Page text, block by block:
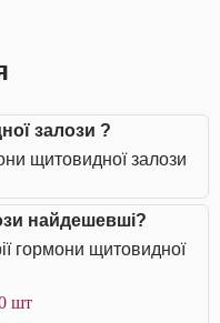
залози ?
щитовидної залози
найдешевші?
гормони щитовидної
шт